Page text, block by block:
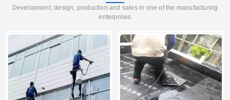
Development, design, production and sales in one of the manufacturing
enterprises